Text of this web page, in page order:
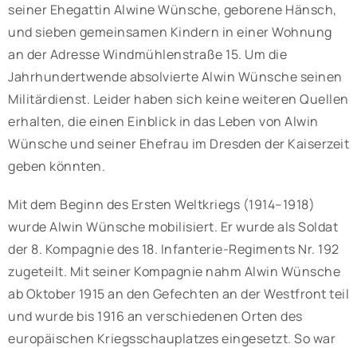
seiner Ehegattin Alwine Wünsche, geborene Hänsch,
und sieben gemeinsamen Kindern in einer Wohnung
an der Adresse Windmühlenstraße 15. Um die
Jahrhundertwende absolvierte Alwin Wünsche seinen
Militärdienst. Leider haben sich keine weiteren Quellen
erhalten, die einen Einblick in das Leben von Alwin
Wünsche und seiner Ehefrau im Dresden der Kaiserzeit
geben könnten.
Mit dem Beginn des Ersten Weltkriegs (1914–1918)
wurde Alwin Wünsche mobilisiert. Er wurde als Soldat
der 8. Kompagnie des 18. Infanterie-Regiments Nr. 192
zugeteilt. Mit seiner Kompagnie nahm Alwin Wünsche
ab Oktober 1915 an den Gefechten an der Westfront teil
und wurde bis 1916 an verschiedenen Orten des
europäischen Kriegsschauplatzes eingesetzt. So war